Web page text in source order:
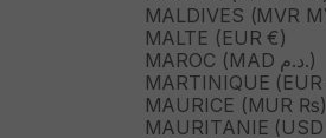
MALDIVES (MVR
MALTE (EUR €)
MAROC (MAD د.م.)
MARTINIQUE
MAURICE (MUR ₨)
MAURITANIE